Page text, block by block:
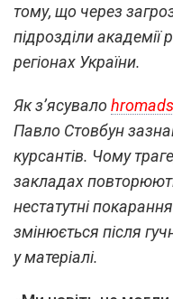
тому, що через
підрозділи академії
регіонах України.
Як зʼясувало
Павло Стовбун
курсантів. Чому
закладах
нестатутні
змінюється після
у матеріалі.